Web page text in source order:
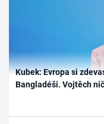
Kubek: Evropa si
Bangladéši. Vojtěch